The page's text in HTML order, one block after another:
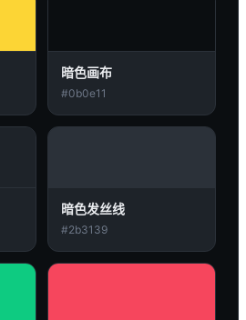
暗色画布
#0b0e11
暗色发丝线
#2b3139